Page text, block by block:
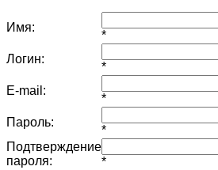
Имя:
*
Логин:
*
E-mail:
*
Пароль:
*
Подтверждение
пароля:
*